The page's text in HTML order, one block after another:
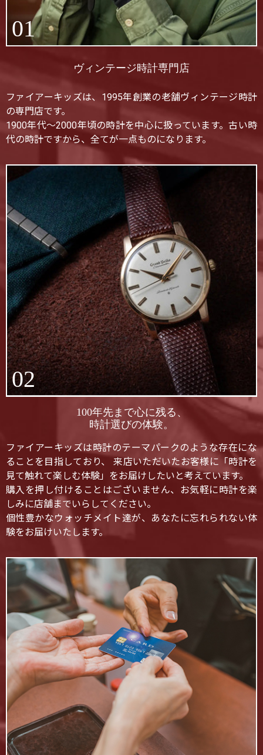
01
ヴィンテージ時計専門店
ファイアーキッズは、1995年創業の老舗ヴィンテージ時計
の専門店です。
1900年代〜2000年頃の時計を中心に扱っています。古い時
代の時計ですから、全てが一点ものになります。
02
100年先まで心に残る、
時計選びの体験。
ファイアーキッズは時計のテーマパークのような存在にな
ることを目指しており、 来店いただいたお客様に「時計を
見て触れて楽しむ体験」をお届けしたいと考えています。
購入を押し付けることはございません、お気軽に時計を楽
しみに店舗までいらしてください。
個性豊かなウォッチメイト達が、あなたに忘れられない体
験をお届けいたします。